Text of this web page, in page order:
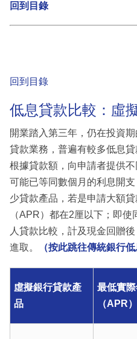
回到目錄
回到目錄
低息貸款比較：虛
開業踏入第三年，仍在投資
貸款業務，普遍有較多低息
根據貸款額，向申請者提供
可能已等同數個月的利息開
少貸款產品，若是申請大額
（APR）都在2厘以下；即
人貸款比較，計及現金回贈
進取。
（按此跳往傳統銀行
虛擬銀行貸款產
品
最低實
（APR）